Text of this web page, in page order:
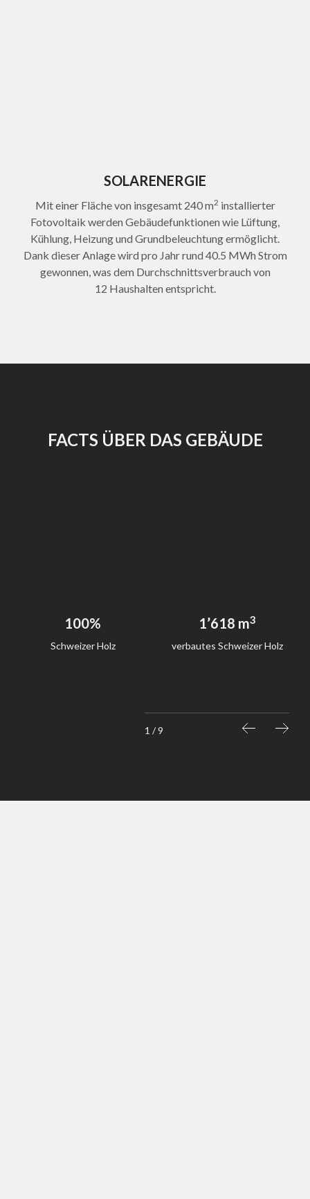
SOLARENERGIE
Mit einer Fläche von insgesamt 240 m2 installierter
Fotovoltaik werden Gebäudefunktionen wie Lüftung,
Kühlung, Heizung und Grundbeleuchtung ermöglicht.
Dank dieser Anlage wird pro Jahr rund 40.5 MWh Strom
gewonnen, was dem Durchschnittsverbrauch von
12 Haushalten entspricht.
FACTS ÜBER DAS GEBÄUDE
100%
Schweizer Holz
1’618 m3
verbautes Schweizer Holz
1 / 9